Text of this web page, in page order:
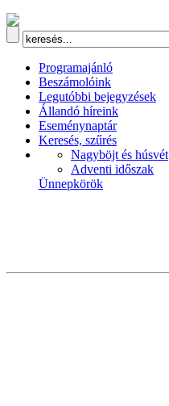
Programajánló
Beszámolóink
Legutóbbi bejegyzések
Állandó híreink
Eseménynaptár
Keresés, szűrés
Nagyböjt és húsvét
Adventi időszak
Ünnepkörök